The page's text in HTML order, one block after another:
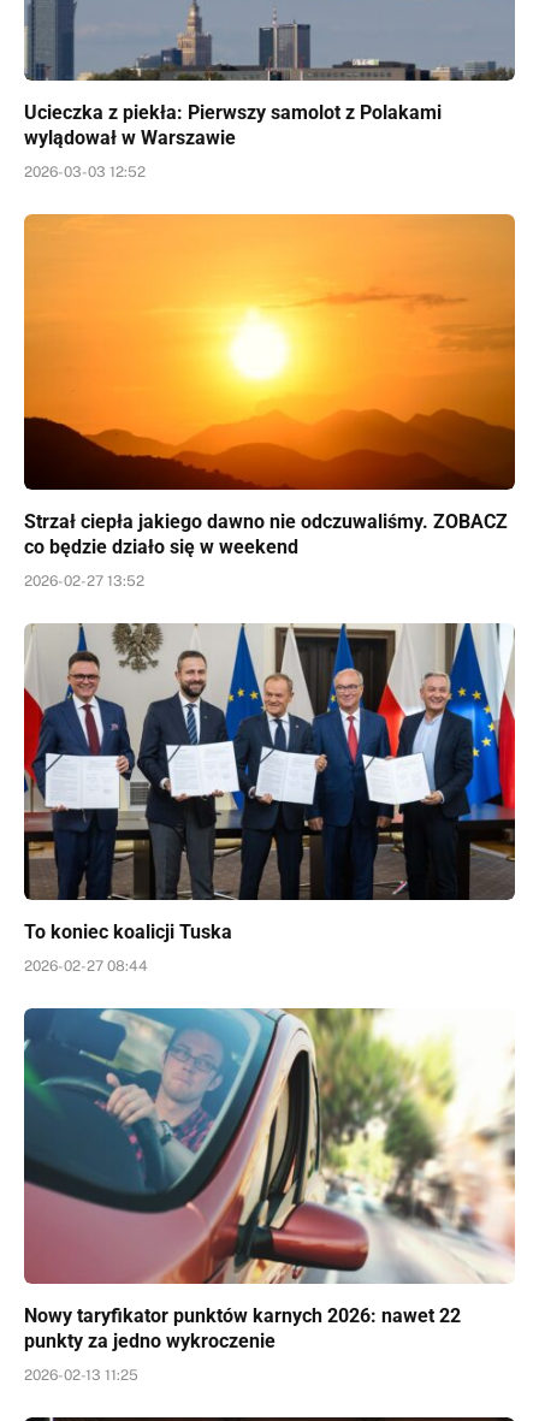
Ucieczka z piekła: Pierwszy samolot z Polakami
wylądował w Warszawie
2026-03-03 12:52
Strzał ciepła jakiego dawno nie odczuwaliśmy. ZOBACZ
co będzie działo się w weekend
2026-02-27 13:52
To koniec koalicji Tuska
2026-02-27 08:44
Nowy taryfikator punktów karnych 2026: nawet 22
punkty za jedno wykroczenie
2026-02-13 11:25